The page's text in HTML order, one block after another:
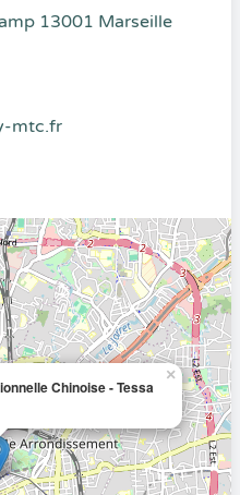
13001 Marseille
mtc.fr
Chinoise - Tessa
×